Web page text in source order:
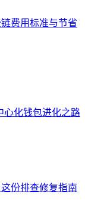
费用标准与节省
心化钱包进化之路
份排查修复指南